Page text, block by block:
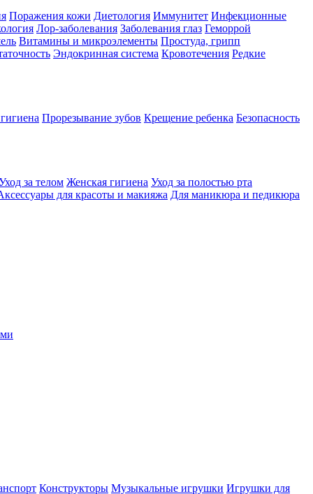
Поражения кожи Диетология Иммунитет Инфекционные
Лор-заболевания Заболевания глаз Геморрой
Витамины и микроэлементы Простуда, грипп
Эндокринная система Кровотечения Редкие
Прорезывание зубов Крещение ребенка Безопасность
за телом Женская гигиена Уход за полостью рта
для красоты и макияжа Для маникюра и педикюра
Конструкторы Музыкальные игрушки Игрушки для